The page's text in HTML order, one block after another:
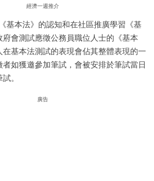
經濟一週推介
基本法》的認知和在社區推廣學習《基
府會測試應徵公務員職位人士的《基本
在基本法測試的表現會佔其整體表現的一
如獲邀參加筆試，會被安排於筆試當日
。
廣告